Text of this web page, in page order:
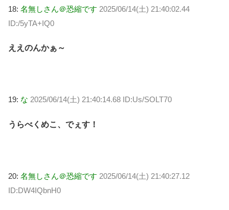
18: 名無しさん＠恐縮です 2025/06/14(土) 21:40:02.44
ID:/5yTA+IQ0
ええのんかぁ～
19: な 2025/06/14(土) 21:40:14.68 ID:Us/SOLT70
うらべくめこ、でぇす！
20: 名無しさん＠恐縮です 2025/06/14(土) 21:40:27.12
ID:DW4IQbnH0